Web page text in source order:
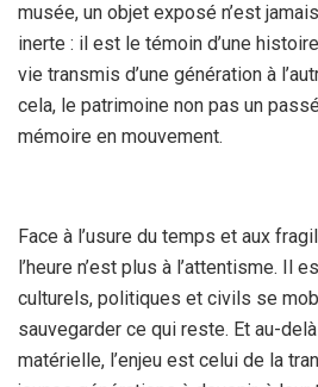
musée, un objet exposé n’est
inerte : il est le témoin d’une
vie transmis d’une génération à
cela, le patrimoine non pas un
mémoire en mouvement.
Face à l’usure du temps et aux
l’heure n’est plus à l’attentisme. Il
culturels, politiques et civils se
sauvegarder ce qui reste. Et au-
matérielle, l’enjeu est celui de la